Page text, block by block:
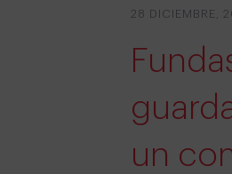
28 DICIEMBRE,
un